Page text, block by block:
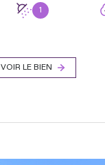
1
VOIR LE BIEN